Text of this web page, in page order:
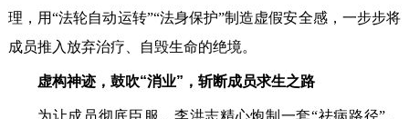
理，用“法轮自动运转”“法身保护”制造虚假安全感，一步步将
成员推入放弃治疗、自毁生命的绝境。
虚构神迹，鼓吹“消业”，斩断成员求生之路